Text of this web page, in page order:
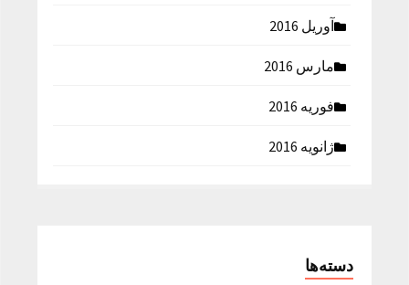
آوریل 2016
مارس 2016
فوریه 2016
ژانویه 2016
دسته‌ها